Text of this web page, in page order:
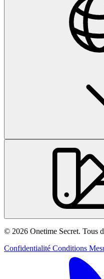
© 2026 Onetime Secret. Tous
Confidentialité Conditions